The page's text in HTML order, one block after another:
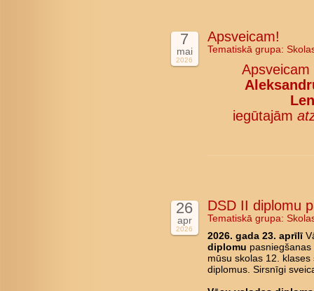
7
mai
2026
Apsveicam!
Tematiskā grupa:
Apsveicam
iegūtajām
26
apr
2026
DSD II diplomu
Tematiskā grupa:
2026. gada 23. aprīlī
diplomu
mūsu skolas 12.
diplomus. Sirsnīgi